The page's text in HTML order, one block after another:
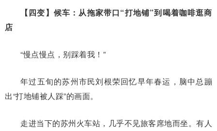
【四变】候车：从拖家带口“打地铺”到喝着咖啡逛商
店
“慢点慢点，别踩着我！”
年过五旬的苏州市民刘根荣回忆早年春运，脑中总蹦
出“打地铺被人踩”的画面。
走进当下的苏州火车站，几乎不见旅客席地而坐。有人